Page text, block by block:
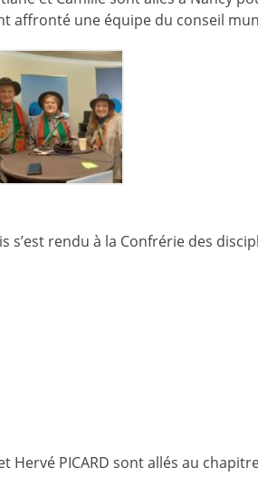
affronté une équipe du conseil
s’est rendu à la Confrérie des
Hervé PICARD sont allés au